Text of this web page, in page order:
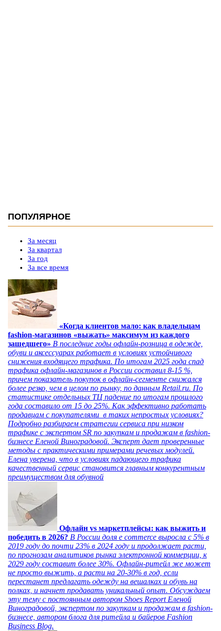
ПОПУЛЯРНОЕ
За месяц
За квартал
За год
За все время
«Когда клиентов мало: как владельцам
fashion-магазинов «выжать» максимум из каждого
зашедшего» В последние годы офлайн-розница в одежде,
обуви и аксессуарах работает в условиях устойчивого
снижения входящего трафика. По итогам 2025 года спад
трафика офлайн-магазинов в России составил 8-15 %,
причем показатель покупок в офлайн-сегменте снижался
более резко, чем в целом по рынку, по данным Retail.ru. По
статистике отдельных ТЦ падение по итогам прошлого
года составило от 15 до 25%. Как эффективно работать
продавцам с покупателями в таких непростых условиях?
Подробно разбираем стратегии сервиса при низком
трафике с экспертом SR по закупкам и продажам в fashion-
бизнесе Еленой Виноградовой. Эксперт дает проверенные
методы с практическими примерами речевых модулей.
Елена уверена, что в условиях падающего трафика
качественный сервис становится главным конкурентным
преимуществом для обувной
Офлайн vs маркетплейсы: как выжить и
победить в 2026? В России доля e commerce выросла с 5% в
2019 году до почти 23% в 2024 году и продолжает расти,
по прогнозам аналитиков рынка электронной коммерции, к
2029 году составит более 30%. Офлайн-ритейл же может
не просто выжить, а расти на 20-30% в год, если
перестанет предлагать одежду на вешалках и обувь на
полках, и начнет продавать уникальный опыт. Обсуждаем
эту тему с постоянным автором Shoes Report Еленой
Виноградовой, экспертом по закупкам и продажам в fashion-
бизнесе, автором блога для ритейла и байеров Fashion
Business Blog.